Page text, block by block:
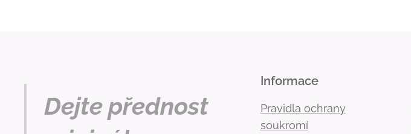
Dejte přednost
Informace
Pravidla ochrany
soukromí